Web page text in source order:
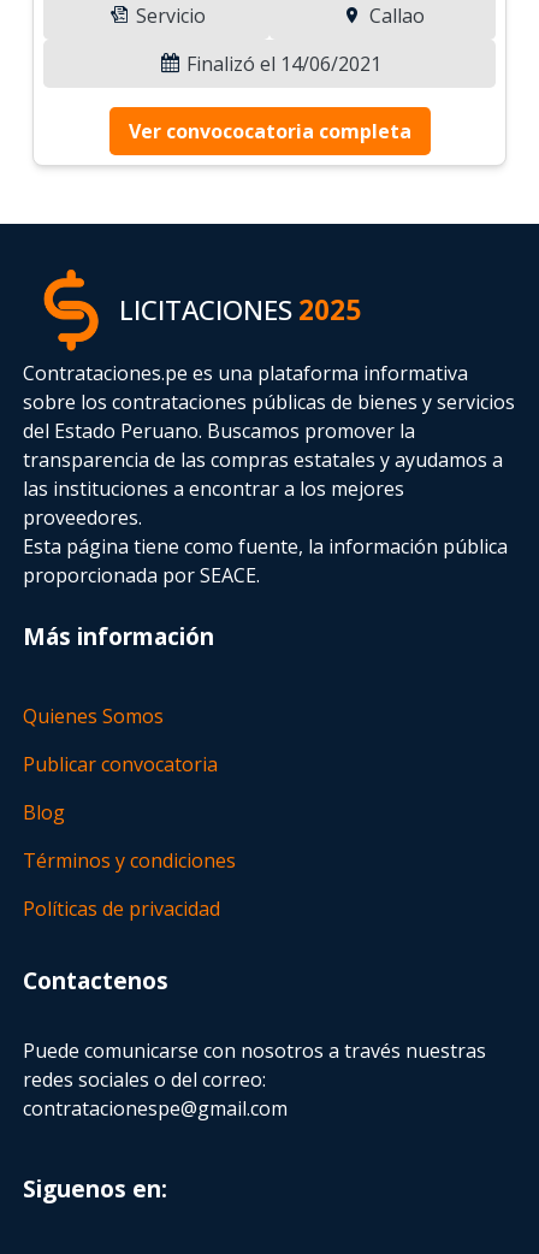
Servicio
Callao
Finalizó el 14/06/2021
Ver convococatoria completa
LICITACIONES2025
Contrataciones.pe es una plataforma informativa
sobre los contrataciones públicas de bienes y servicios
del Estado Peruano. Buscamos promover la
transparencia de las compras estatalesy ayudamos a
las instituciones a encontrar a los mejores
proveedores.
Esta página tiene como fuente, la información pública
proporcionada por SEACE.
Más información
Quienes Somos
Publicar convocatoria
Blog
Términos y condiciones
Políticas de privacidad
Contactenos
Puede comunicarse con nosotros a través nuestras
redes sociales o del correo:
contratacionespe@gmail.com
Siguenos en: